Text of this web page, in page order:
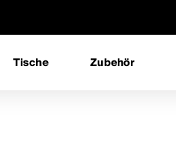
Tische Zubehör